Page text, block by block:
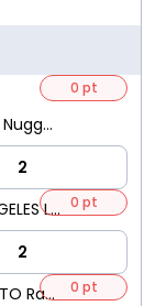
2
DENVER Nuggets
0 pt
2
LOS ANGELES Lakers 0 pt
TORONTO Raptors 0 pt